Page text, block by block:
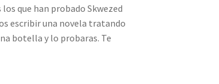
que han probado Skwezed
escribir una novela tratando
botella y lo probaras. Te